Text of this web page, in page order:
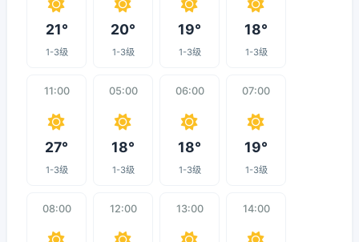
21°
1-3级
20°
1-3级
19°
1-3级
18°
1-3级
11:00
27°
1-3级
05:00
18°
1-3级
06:00
18°
1-3级
07:00
19°
1-3级
08:00 12:00 13:00 14:00